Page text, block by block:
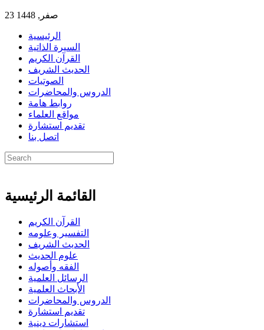
23 صفر, 1448
الرئيسية
السيرة الذاتية
القرآن الكريم
الحديث الشريف
الصوتيات
الدروس والمحاضرات
روابط هامة
مواقع العلماء
تقديم استشارة
اتصل بنا
القائمة الرئيسية
القرآن الكريم
التفسير وعلومه
الحديث الشريف
علوم الحديث
الفقه وأصوله
الرسائل العلمية
الأبحاث العلمية
الدروس والمحاضرات
تقديم استشارة
استشارات دينية